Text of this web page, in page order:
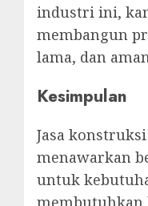
industri ini,
membangun
lama, dan
Kesimpulan
Jasa
menawarkan
untuk
membutuhkan